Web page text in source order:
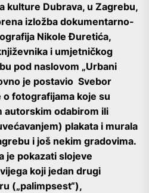
kulture Dubrava, u Zagrebu,
izložba dokumentarno-
Nikole Đuretića,
i umjetničkog
pod naslovom „Urbani
je postavio Svebor
o fotografijama koje su
autorskim odabirom ili
plakata i murala
i još nekim gradovima.
je pokazati slojeve
koji jedan drugi
(„palimpsest“),